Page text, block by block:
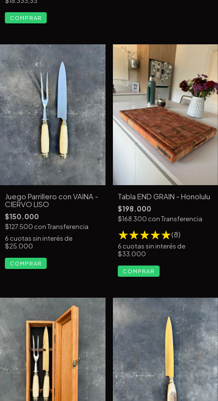
Juego Parrillero con VAINA -
CIERVO LISO
$150.000
$127.500 conTransferencia
6 cuotas sin interés de
$25.000
Tabla END GRAIN - Honolulu
$198.000
$168.300 conTransferencia
(8)
6 cuotas sin interés de
$33.000